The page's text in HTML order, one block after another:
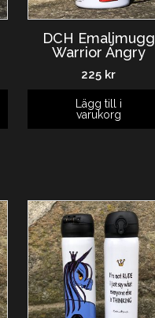
DCH Emaljmugg
Warrior Angry
225 kr
Lägg till i
varukorg